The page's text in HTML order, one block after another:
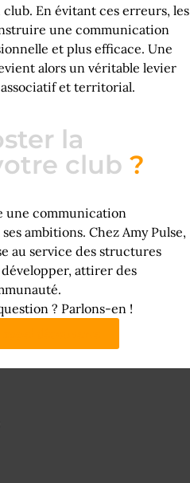
En évitant ces erreurs, les
une communication
et plus efficace. Une
alors un véritable levier
et territorial.
la
club ?
une communication
ambitions. Chez Amy Pulse,
au service des structures
attirer des
? Parlons-en !